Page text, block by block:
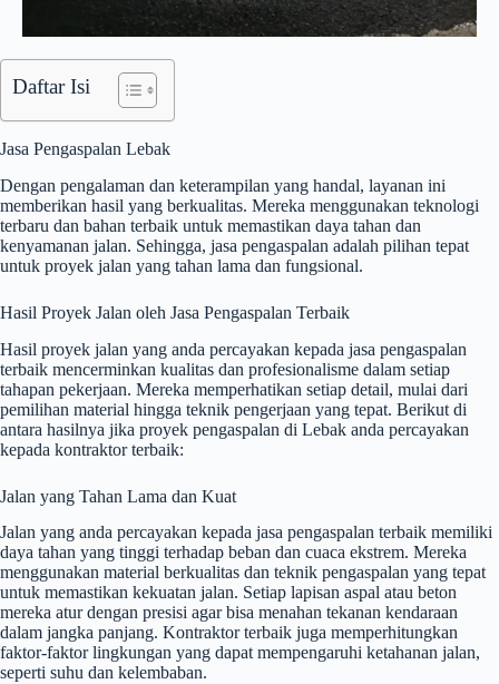
Daftar Isi
Jasa Pengaspalan Lebak
Dengan pengalaman dan keterampilan yang handal, layanan ini
memberikan hasil yang berkualitas. Mereka menggunakan teknologi
terbaru dan bahan terbaik untuk memastikan daya tahan dan
kenyamanan jalan. Sehingga, jasa pengaspalan adalah pilihan tepat
untuk proyek jalan yang tahan lama dan fungsional.
Hasil Proyek Jalan oleh Jasa Pengaspalan Terbaik
Hasil proyek jalan yang anda percayakan kepada jasa pengaspalan
terbaik mencerminkan kualitas dan profesionalisme dalam setiap
tahapan pekerjaan. Mereka memperhatikan setiap detail, mulai dari
pemilihan material hingga teknik pengerjaan yang tepat. Berikut di
antara hasilnya jika proyek pengaspalan di Lebak anda percayakan
kepada kontraktor terbaik:
Jalan yang Tahan Lama dan Kuat
Jalan yang anda percayakan kepada jasa pengaspalan terbaik memiliki
daya tahan yang tinggi terhadap beban dan cuaca ekstrem. Mereka
menggunakan material berkualitas dan teknik pengaspalan yang tepat
untuk memastikan kekuatan jalan. Setiap lapisan aspal atau beton
mereka atur dengan presisi agar bisa menahan tekanan kendaraan
dalam jangka panjang. Kontraktor terbaik juga memperhitungkan
faktor-faktor lingkungan yang dapat mempengaruhi ketahanan jalan,
seperti suhu dan kelembaban.